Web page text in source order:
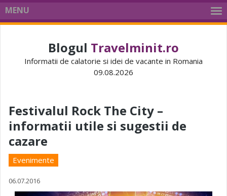
MENU
Blogul Travelminit.ro
Informatii de calatorie si idei de vacante in Romania
09.08.2026
Festivalul Rock The City –
informatii utile si sugestii de
cazare
Evenimente
06.07.2016